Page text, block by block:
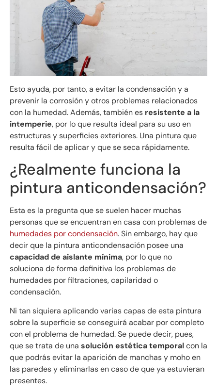
Esto ayuda, por tanto, a evitar la condensación y a
prevenir la corrosión y otros problemas relacionados
con la humedad. Además, también es resistente a la
intemperie, por lo que resulta ideal para su uso en
estructuras y superficies exteriores. Una pintura que
resulta fácil de aplicar y que se seca rápidamente.
¿Realmente funciona la
pintura anticondensación?
Esta es la pregunta que se suelen hacer muchas
personas que se encuentran en casa con problemas de
humedades por condensación. Sin embargo, hay que
decir que la pintura anticondensación posee una
capacidad de aislante mínima, por lo que no
soluciona de forma definitiva los problemas de
humedades por filtraciones, capilaridad o
condensación.
Ni tan siquiera aplicando varias capas de esta pintura
sobre la superficie se conseguirá acabar por completo
con el problema de humedad. Se puede decir, pues,
que se trata de una solución estética temporalcon la
que podrás evitar la aparición de manchas y moho en
las paredes y eliminarlas en caso de que ya estuvieran
presentes.